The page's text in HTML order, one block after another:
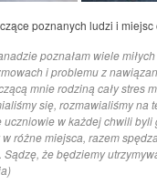
poznanych ludzi i miejsc
poznałam wiele
i problemu z
mnie rodziną cały stres
się, rozmawialiśmy na
uczniowie w każdej chwili byli
różne miejsca, razem
że będziemy